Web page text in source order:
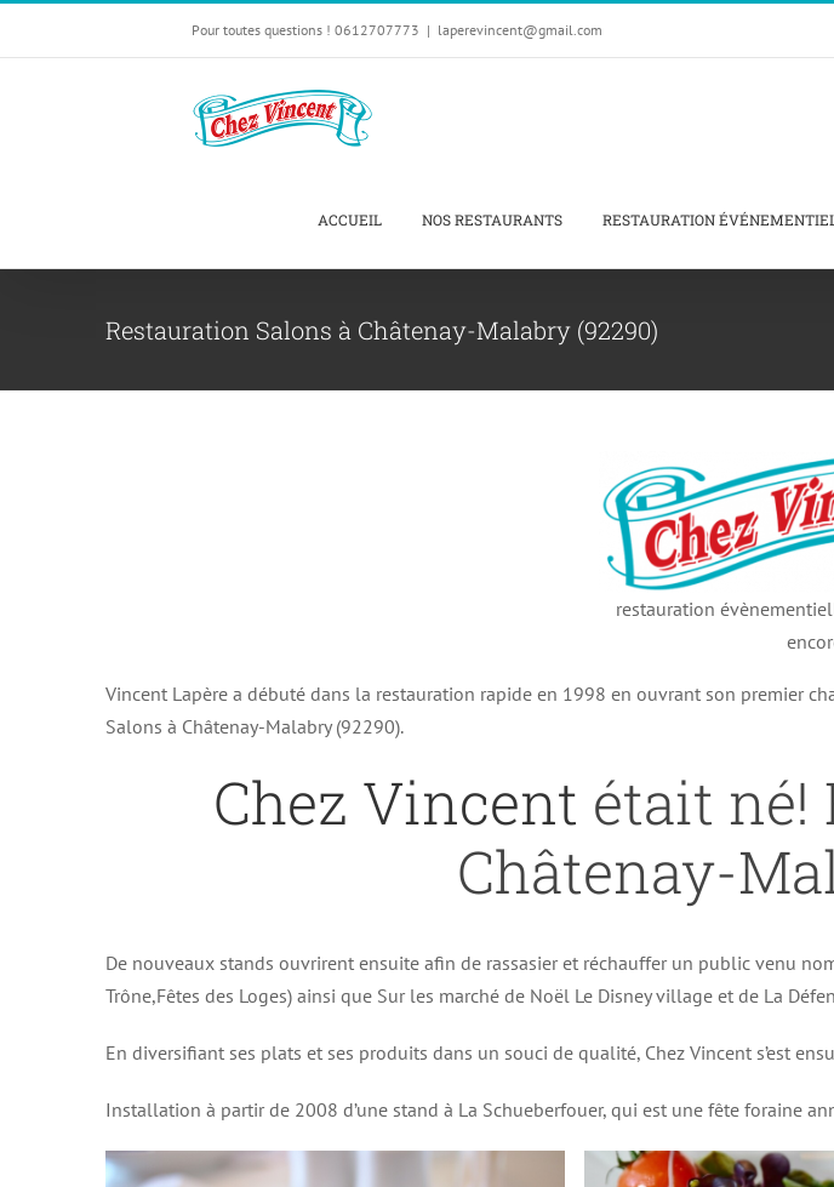
Pour toutes questions ! 0612707773 | laperevincent@gmail.com
ACCUEIL NOS RESTAURANTS RESTAURATION
Restauration Salons à Châtenay-Malabry (92290)
restauration
Vincent Lapère a débuté dans la restauration rapide en 1998 en ouvrant son premier
Salons à Châtenay-Malabry (92290).
Chez Vincent était né!
Châtenay-
De nouveaux stands ouvrirent ensuite afin de rassasier et réchauffer un public venu
Trône,Fêtes des Loges) ainsi que Sur les marché de Noël Le Disney village et de La
En diversifiant ses plats et ses produits dans un souci de qualité, Chez Vincent s’est
Installation à partir de 2008 d’une stand à La Schueberfouer, qui est une fête foraine